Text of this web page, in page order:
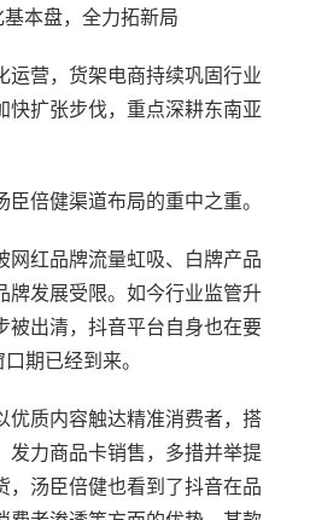
本盘，全力拓新局
运营，货架电商持续巩固行业
快扩张步伐，重点深耕东南亚
倍健渠道布局的重中之重。
网红品牌流量虹吸、白牌产品
牌发展受限。如今行业监管升
被出清，抖音平台自身也在要
期已经到来。
优质内容触达精准消费者，搭
发力商品卡销售，多措并举提
，汤臣倍健也看到了抖音在品